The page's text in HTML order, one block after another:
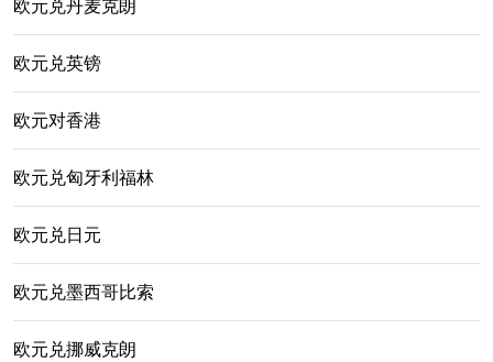
欧元兑丹麦克朗
欧元兑英镑
欧元对香港
欧元兑匈牙利福林
欧元兑日元
欧元兑墨西哥比索
欧元兑挪威克朗